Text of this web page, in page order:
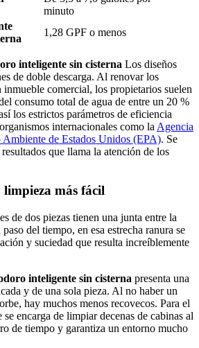
minuto
1,28 GPF o menos
inteligente sin cisterna Los diseños
de doble descarga. Al renovar los
inmueble comercial, los propietarios suelen
consumo total de agua de entre un 20 %
los estrictos parámetros de eficiencia
internacionales como la Agencia
de Estados Unidos (EPA). Se
que llama la atención de los
más fácil
de dos piezas tienen una junta entre la
del tiempo, en esa estrecha ranura se
y suciedad que resulta increíblemente
inteligente sin cisterna presenta una
y de una sola pieza. Al no haber un
hay muchos menos recovecos. Para el
encarga de limpiar decenas de cabinas al
de tiempo y garantiza un entorno mucho